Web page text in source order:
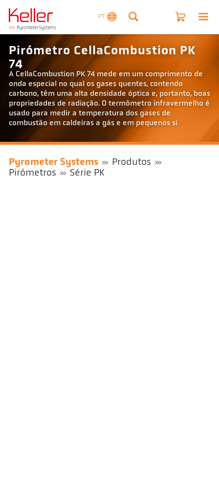
PT
Pirómetro CellaCombustion PK
74
A CellaCombustion PK 74 mede em um comprimento de
onda especial no qual os gases quentes, contendo
carbono, têm uma alta densidade óptica e, portanto, boas
propriedades de radiação. O termômetro infravermelho é
usado para medir a temperatura dos gases de
combustão em caldeiras a gás e em pequenos si
Pyrometer Systems
Produtos
Pirómetros
Série PK